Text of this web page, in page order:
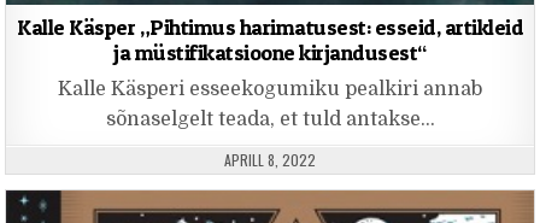
Kalle Käsper „Pihtimus harimatusest: esseid, artikleid
ja müstifikatsioone kirjandusest“
Kalle Käsperi esseekogumiku pealkiri annab
sõnaselgelt teada, et tuld antakse…
PUBLISHED DATE:
APRILL 8, 2022